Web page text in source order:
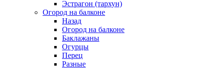
Эстрагон (тархун)
Огород на балконе
Назад
Огород на балконе
Баклажаны
Огурцы
Перец
Разные